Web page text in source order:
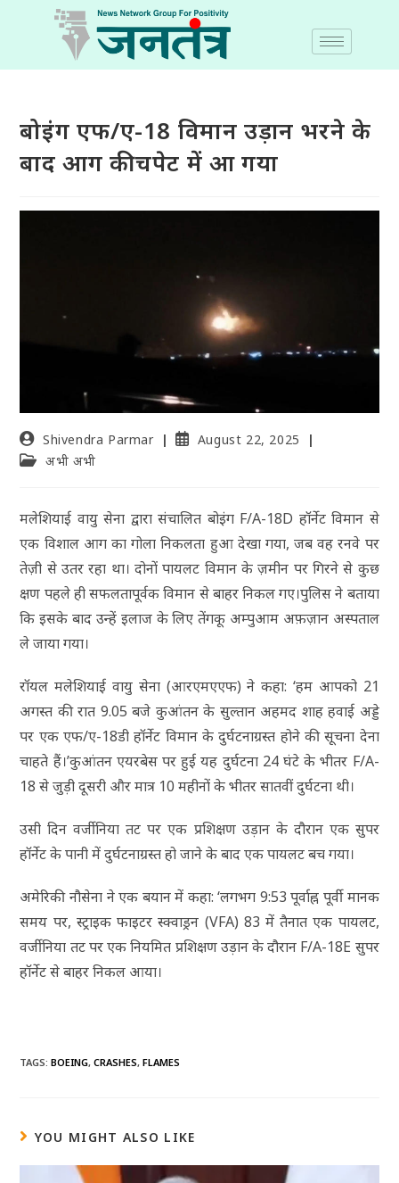
बोइंग एफ/ए-18 विमान उड़ान भरने के
बाद आग की चपेट में आ गया
Shivendra Parmar
August 22, 2025
अभी अभी
मलेशियाई वायु सेना द्वारा संचालित बोइंग F/A-18D हॉर्नेट विमान से
एक विशाल आग का गोला निकलता हुआ देखा गया, जब वह रनवे पर
तेज़ी से उतर रहा था। दोनों पायलट विमान के ज़मीन पर गिरने से कुछ
क्षण पहले ही सफलतापूर्वक विमान से बाहर निकल गए।पुलिस ने बताया
कि इसके बाद उन्हें इलाज के लिए तेंगकू अम्पुआम अफ़ज़ान अस्पताल
ले जाया गया।
रॉयल मलेशियाई वायु सेना (आरएमएएफ) ने कहा: ‘हम आपको 21
अगस्त की रात 9.05 बजे कुआंतन के सुल्तान अहमद शाह हवाई अड्डे
पर एक एफ/ए-18डी हॉर्नेट विमान के दुर्घटनाग्रस्त होने की सूचना देना
चाहते हैं।’कुआंतन एयरबेस पर हुई यह दुर्घटना 24 घंटे के भीतर F/A-
18 से जुड़ी दूसरी और मात्र 10 महीनों के भीतर सातवीं दुर्घटना थी।
उसी दिन वर्जीनिया तट पर एक प्रशिक्षण उड़ान के दौरान एक सुपर
हॉर्नेट के पानी में दुर्घटनाग्रस्त हो जाने के बाद एक पायलट बच गया।
अमेरिकी नौसेना ने एक बयान में कहा: ‘लगभग 9:53 पूर्वाह्न पूर्वी मानक
समय पर, स्ट्राइक फाइटर स्क्वाड्रन (VFA) 83 में तैनात एक पायलट,
वर्जीनिया तट पर एक नियमित प्रशिक्षण उड़ान के दौरान F/A-18E सुपर
हॉर्नेट से बाहर निकल आया।
TAGS:BOEING, CRASHES, FLAMES
YOU MIGHT ALSO LIKE